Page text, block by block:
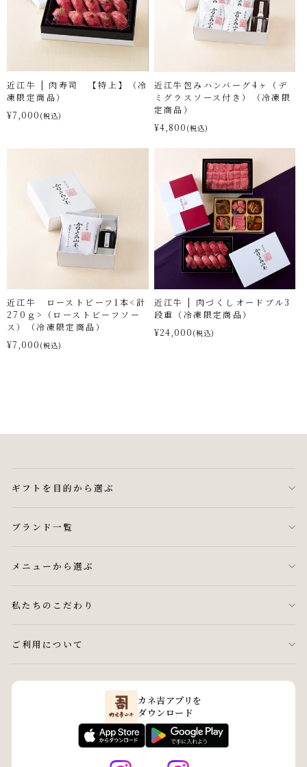
近江牛 | 肉寿司 【特上】（冷
凍限定商品）
¥7,000 (税込)
近江牛包みハンバーグ4ヶ（デ
ミグラスソース付き）（冷凍限
定商品）
¥4,800 (税込)
近江牛 ローストビーフ1本<計
270ｇ>（ローストビーフソー
ス）（冷凍限定商品）
¥7,000 (税込)
近江牛 | 肉づくしオードブル3
段重（冷凍限定商品）
¥24,000 (税込)
ギフトを目的から選ぶ
ブランド一覧
メニューから選ぶ
私たちのこだわり
ご利用について
カネ吉アプリを
ダウンロード